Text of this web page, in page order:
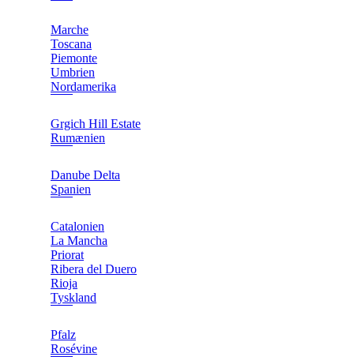
Marche
Toscana
Piemonte
Umbrien
Nordamerika
Grgich Hill Estate
Rumænien
Danube Delta
Spanien
Catalonien
La Mancha
Priorat
Ribera del Duero
Rioja
Tyskland
Pfalz
Rosévine